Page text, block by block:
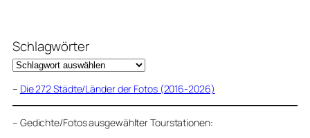
Schlagwörter
– Die 272 Städte/Länder der Fotos (2016-2026)
– Gedichte/Fotos ausgewählter Tourstationen: